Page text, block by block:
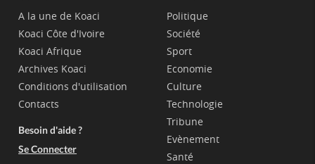
A la une de Koaci
Koaci Côte d'Ivoire
Koaci Afrique
Archives Koaci
Conditions d'utilisation
Contacts
Besoin d'aide ?
Se Connecter
Politique
Société
Sport
Economie
Culture
Technologie
Tribune
Evènement
Santé